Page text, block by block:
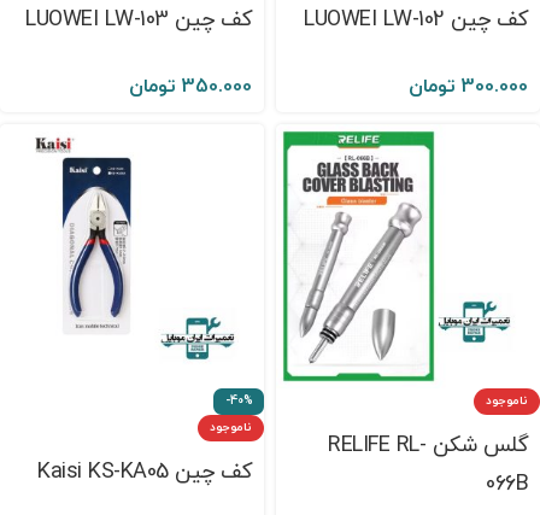
کف چین LUOWEI LW-102
300.000 تومان
کف چین LUOWEI LW-103
350.000 تومان
ناموجود
گلس شکن RELIFE RL-
066B
-40%
ناموجود
کف چین Kaisi KS-KA05